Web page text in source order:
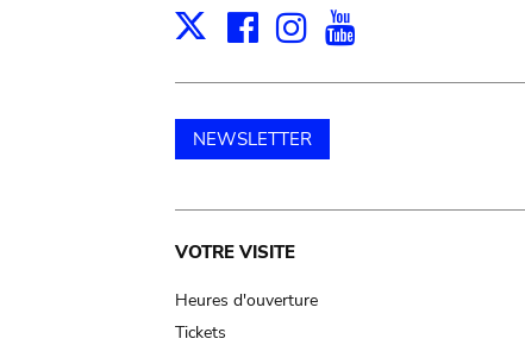
X Facebook
Instagram
NEWSLETTER
Main
navigation
VOTRE VISITE
Heures d'ouverture
Tickets